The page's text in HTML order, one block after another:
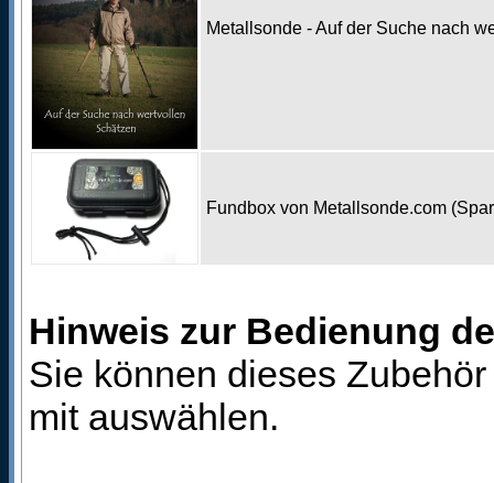
Metallsonde - Auf der Suche nach
Fundbox von Metallsonde.com
Hinweis zur Bedienung
Sie können dieses
mit auswählen.